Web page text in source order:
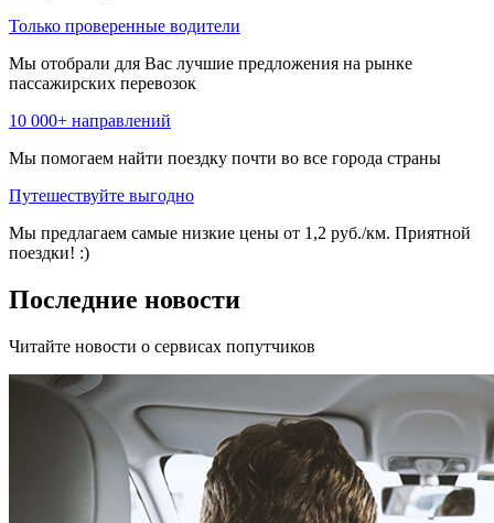
Только проверенные водители
Мы отобрали для Вас лучшие предложения на рынке
пассажирских перевозок
10 000+ направлений
Мы помогаем найти поездку почти во все города страны
Путешествуйте выгодно
Мы предлагаем самые низкие цены от 1,2 руб./км. Приятной
поездки! :)
Последние новости
Читайте новости о сервисах попутчиков